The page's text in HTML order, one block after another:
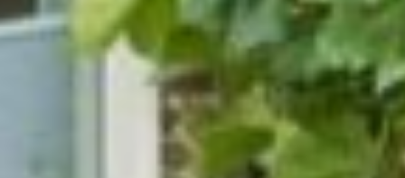
om de hoek. Lagere- en middelbare scholen,
sportvelden, openbaar vervoer en stadspark het
Leidse Hout zijn ook op korte afstand. Gunstig
gelegen ten opzichte van uitvalswegen (A44/A4)
en de stranden van Noordwijk en Katwijk. Ook
Leiden Centraal en diverse ziekenhuizen liggen
op korte fietsafstand.